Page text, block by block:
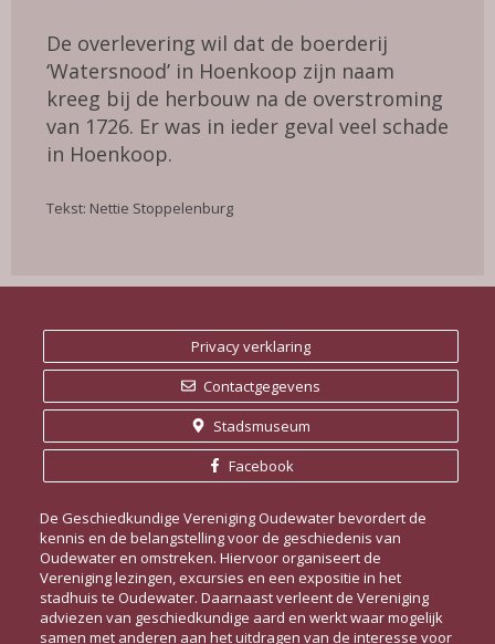
De overlevering wil dat de boerderij
‘Watersnood’ in Hoenkoop zijn naam
kreeg bij de herbouw na de overstro­ming
van 1726. Er was in ieder geval veel schade
in Hoenkoop.
Tekst: Nettie Stoppelenburg
Privacy verklaring
Contactgegevens
Stadsmuseum
Facebook
De Geschiedkundige Vereniging Oudewater bevordert de
kennis en de belangstelling voor de geschiedenis van
Oudewater en omstreken. Hiervoor organiseert de
Vereniging lezingen, excursies en een expositie in het
stadhuis te Oudewater. Daarnaast verleent de Vereniging
adviezen van geschiedkundige aard en werkt waar mogelijk
samen met anderen aan het uitdragen van de interesse voor